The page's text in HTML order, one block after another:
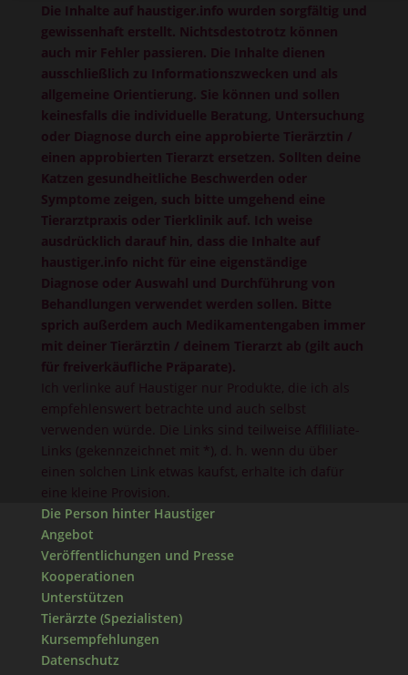
Die Inhalte auf haustiger.info wurden sorgfältig und
gewissenhaft erstellt. Nichtsdestotrotz können
auch mir Fehler passieren. Die Inhalte dienen
ausschließlich zu Informationszwecken und als
allgemeine Orientierung. Sie können und sollen
keinesfalls die individuelle Beratung, Untersuchung
oder Diagnose durch eine approbierte Tierärztin /
einen approbierten Tierarzt ersetzen. Sollten deine
Katzen gesundheitliche Beschwerden oder
Symptome zeigen, such bitte umgehend eine
Tierarztpraxis oder Tierklinik auf. Ich weise
ausdrücklich darauf hin, dass die Inhalte auf
haustiger.info nicht für eine eigenständige
Diagnose oder Auswahl und Durchführung von
Behandlungen verwendet werden sollen. Bitte
sprich außerdem auch Medikamentengaben immer
mit deiner Tierärztin / deinem Tierarzt ab (gilt auch
für freiverkäufliche Präparate).
Ich verlinke auf Haustiger nur Produkte, die ich als
empfehlenswert betrachte und auch selbst
verwenden würde. Die Links sind teilweise Affliliate-
Links (gekennzeichnet mit *), d. h. wenn du über
einen solchen Link etwas kaufst, erhalte ich dafür
eine kleine Provision.
Die Person hinter Haustiger
Angebot
Veröffentlichungen und Presse
Kooperationen
Unterstützen
Tierärzte (Spezialisten)
Kursempfehlungen
Datenschutz